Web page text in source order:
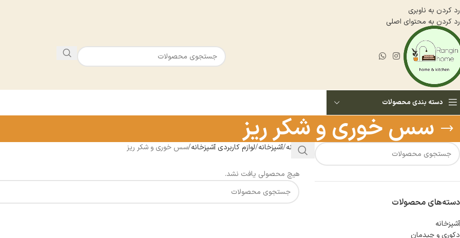
رد کردن به ناوبری
رد کردن به محتوای اصلی
دسته بندی محصولات
سس خورى و شكر ريز
دسته‌های محصولات
آشپزخانه
دكورى و چيدمان
خانه آشپزخانه لوازم كاربردى آشپزخانه سس خورى و شكر ريز
هیچ محصولی یافت نشد.